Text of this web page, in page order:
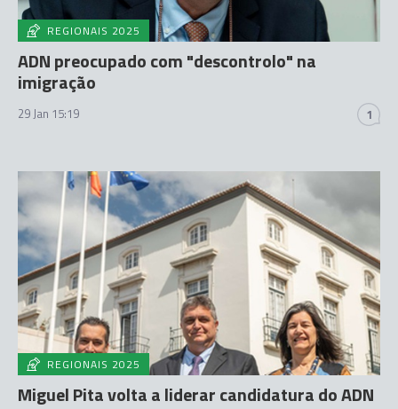
REGIONAIS 2025
ADN preocupado com "descontrolo" na
imigração
29 Jan 15:19 1
REGIONAIS 2025
Miguel Pita volta a liderar candidatura do ADN